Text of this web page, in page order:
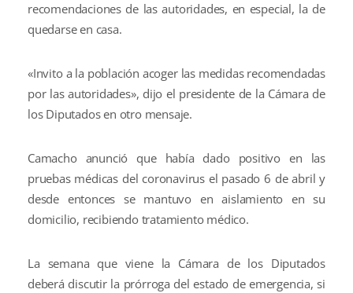
recomendaciones de las autoridades, en especial, la de
quedarse en casa.
«Invito a la población acoger las medidas recomendadas
por las autoridades», dijo el presidente de la Cámara de
los Diputados en otro mensaje.
Camacho anunció que había dado positivo en las
pruebas médicas del coronavirus el pasado 6 de abril y
desde entonces se mantuvo en aislamiento en su
domicilio, recibiendo tratamiento médico.
La semana que viene la Cámara de los Diputados
deberá discutir la prórroga del estado de emergencia, si